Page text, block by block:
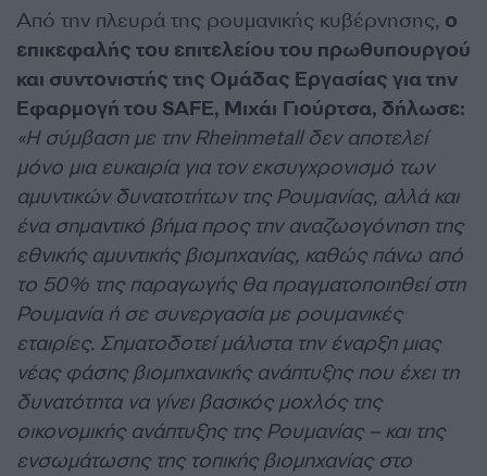
Από την πλευρά της ρουμανικής κυβέρνησης, ο
επικεφαλής του επιτελείου του πρωθυπουργού
και συντονιστής της Ομάδας Εργασίας για την
Εφαρμογή του SAFE, Μιχάι Γιούρτσα, δήλωσε:
«Η σύμβαση με την Rheinmetall δεν αποτελεί
μόνο μια ευκαιρία για τον εκσυγχρονισμό των
αμυντικών δυνατοτήτων της Ρουμανίας, αλλά και
ένα σημαντικό βήμα προς την αναζωογόνηση της
εθνικής αμυντικής βιομηχανίας, καθώς πάνω από
το 50% της παραγωγής θα πραγματοποιηθεί στη
Ρουμανία ή σε συνεργασία με ρουμανικές
εταιρίες. Σηματοδοτεί μάλιστα την έναρξη μιας
νέας φάσης βιομηχανικής ανάπτυξης που έχει τη
δυνατότητα να γίνει βασικός μοχλός της
οικονομικής ανάπτυξης της Ρουμανίας – και της
ενσωμάτωσης της τοπικής βιομηχανίας στο